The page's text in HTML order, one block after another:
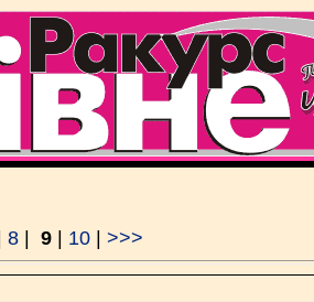
8 9 10 >>>